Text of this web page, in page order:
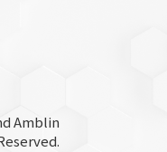
Amblin